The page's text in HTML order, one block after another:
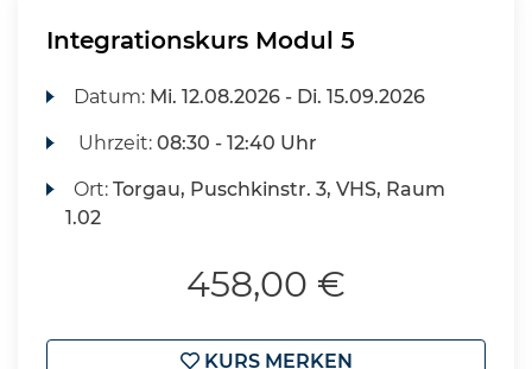
Integrationskurs Modul 5
Datum: Mi. 12.08.2026 - Di. 15.09.2026
Uhrzeit:08:30 - 12:40 Uhr
Ort:Torgau, Puschkinstr. 3, VHS, Raum
1.02
458,00 €
KURS MERKEN